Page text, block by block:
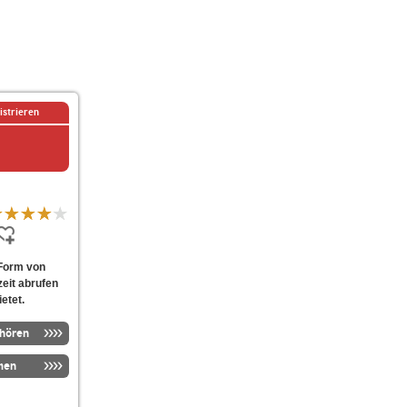
von
abrufen